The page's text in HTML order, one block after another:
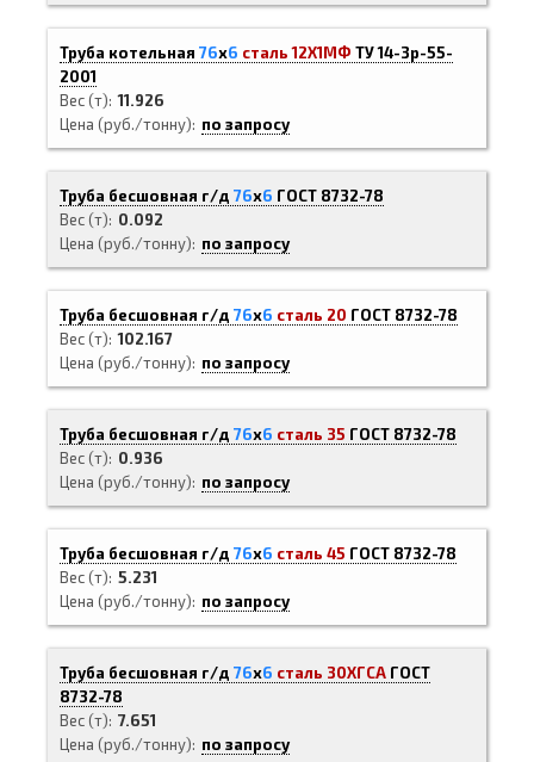
Труба котельная 76х6 сталь 12Х1МФ ТУ 14-3р-55-
2001
Вес (т) 11.926
Цена (руб./тонну)
по запросу
Труба бесшовная г/д 76х6 ГОСТ 8732-78
Вес (т)
0.092
Цена (руб./тонну)
по запросу
Труба бесшовная г/д 76х6 сталь 20 ГОСТ 8732-78
Вес (т) 102.167
Цена (руб./тонну)
по запросу
Труба бесшовная г/д 76х6 сталь 35 ГОСТ 8732-78
Вес (т)
0.936
Цена (руб./тонну)
по запросу
Труба бесшовная г/д 76х6 сталь 45 ГОСТ 8732-78
Вес (т) 5.231
Цена (руб./тонну)
по запросу
Труба бесшовная г/д 76х6 сталь 30ХГСА ГОСТ
8732-78
Вес (т) 7.651
Цена (руб./тонну)
по запросу